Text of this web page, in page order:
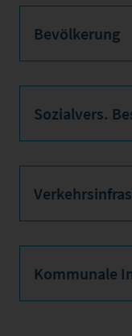
Bevölkerung
Sozialvers.
Kommunale